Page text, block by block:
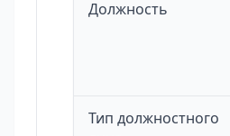
Должность
Тип должностного